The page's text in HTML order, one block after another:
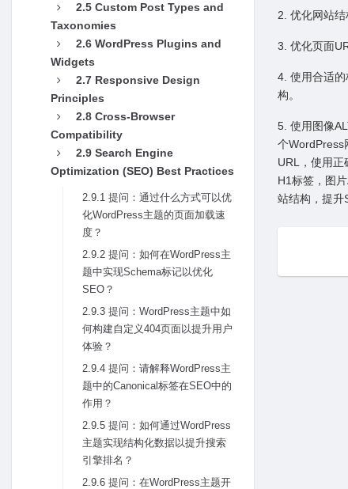
2.5 Custom Post Types and
Taxonomies
2.6 WordPress Plugins and
Widgets
2.7 Responsive Design
Principles
2.8 Cross-Browser
Compatibility
2.9 Search Engine
Optimization (SEO) Best Practices
2.9.1 提问：通过什么⽅式可以优
化WordPress主题的页⾯加载速
度？
2.9.2 提问：如何在WordPress主
题中实现Schema标记以优化
SEO？
2.9.3 提问：WordPress主题中如
何构建⾃定义404页⾯以提升⽤户
体验？
2.9.4 提问：请解释WordPress主
题中的Canonical标签在SEO中的
作⽤？
2.9.5 提问：如何通过WordPress
主题实现结构化数据以提升搜索
引擎排名？
2.9.6 提问：在WordPress主题开
2. 优化⽹站结
3. 优化页⾯
4. 使⽤合适
构。
5. 使⽤图像
个WordPress
URL，使⽤正
H1标签，图
站结构，提升